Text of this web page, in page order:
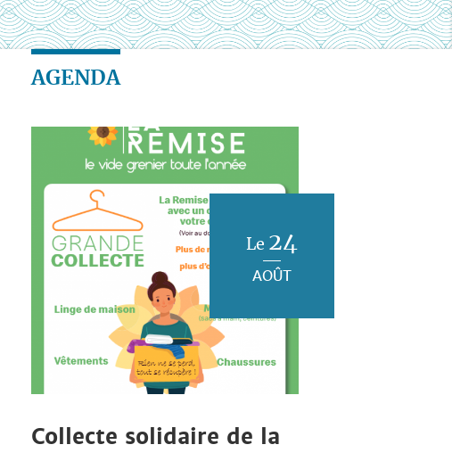
AGENDA
Le 24
AOÛT
Collecte solidaire de la